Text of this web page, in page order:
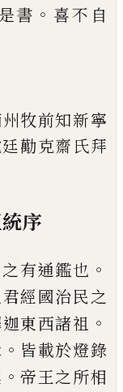
書 。 喜不自
牧前知新寧
勱克齋氏拜
序
有通鑑也 。
經國治民之
迦東西諸祖 。
。 皆載於燈錄
。帝王之所相